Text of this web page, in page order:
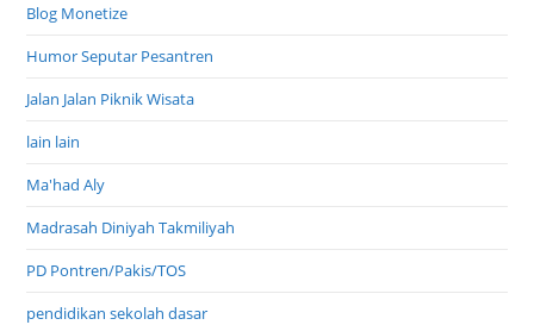
Blog Monetize
Humor Seputar Pesantren
Jalan Jalan Piknik Wisata
lain lain
Ma'had Aly
Madrasah Diniyah Takmiliyah
PD Pontren/Pakis/TOS
pendidikan sekolah dasar